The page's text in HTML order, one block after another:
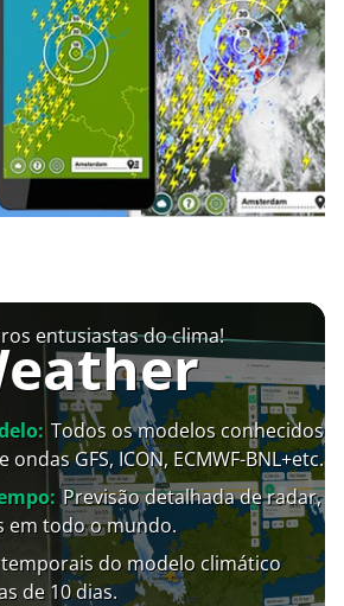
entusiastas do clima!
Todos os modelos conhecidos
GFS, ICON, ECMWF-BNL+etc.
Previsão detalhada de radar,
em todo o mundo.
do modelo climático
de 10 dias.